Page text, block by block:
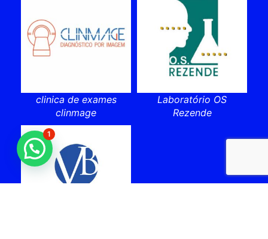
clinica de exames
clinmage
Laboratório OS
Rezende
1